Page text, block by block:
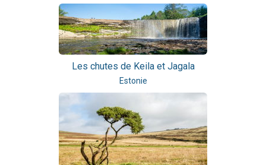
Les chutes de Keila et Jagala
Estonie